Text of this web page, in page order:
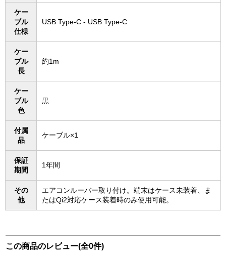
ケー
ブル
仕様
USB Type-C - USB Type-C
ケー
ブル
長
約1m
ケー
ブル
色
黒
付属
品
ケーブル×1
保証
期間
1年間
その
他
エアコンルーバー取り付け。端末はケース未装着、ま
たはQi2対応ケース装着時のみ使用可能。
この商品のレビュー(全0件)